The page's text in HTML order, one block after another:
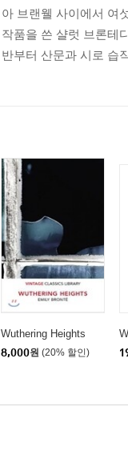
아 브랜웰 사이에서 여
작품을 쓴 샬럿 브론테
반부터 산문과 시로 습
Wuthering Heights
8,000원 (20% 할인)